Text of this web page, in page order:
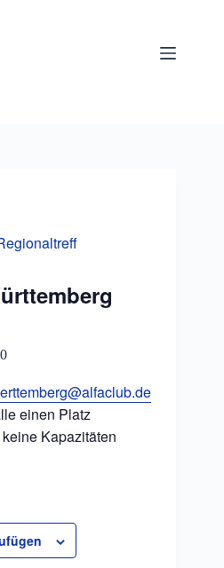
einen Platz
Kapazitäten